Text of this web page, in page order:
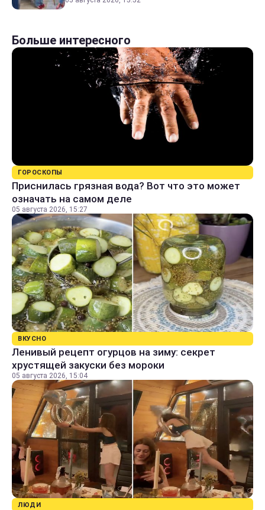
Больше интересного
ГОРОСКОПЫ
Приснилась грязная вода? Вот что это может
означать на самом деле
05 августа 2026, 15:27
ВКУСНО
Ленивый рецепт огурцов на зиму: секрет
хрустящей закуски без мороки
05 августа 2026, 15:04
ЛЮДИ